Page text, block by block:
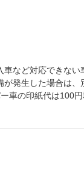
車など対応できない
が発生した場合は、
ー車の印紙代は100円